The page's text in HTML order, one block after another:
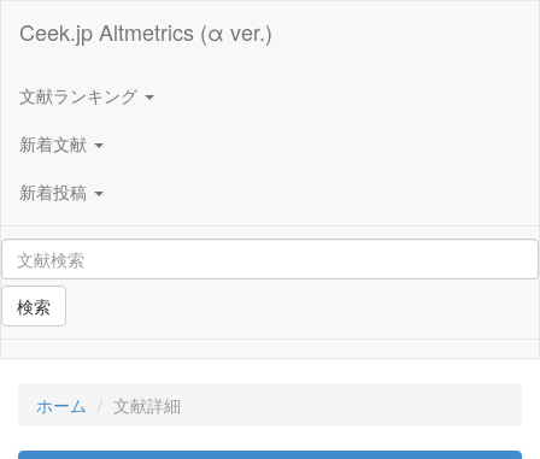
Ceek.jp Altmetrics (α ver.)
文献ランキング
新着文献
新着投稿
検索
ホーム 文献詳細